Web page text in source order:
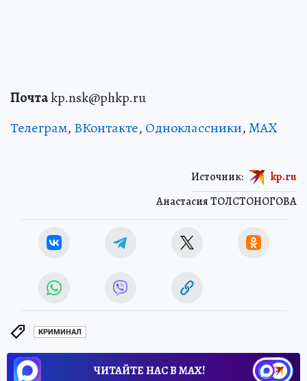
Почтаkp.nsk@phkp.ru
Телеграм, ВКонтакте, Одноклассники,MAX
Анастасия ТОЛСТОНОГОВА
Источник: kp.ru
КРИМИНАЛ
ЧИТАЙТЕ НАС В МАХ!